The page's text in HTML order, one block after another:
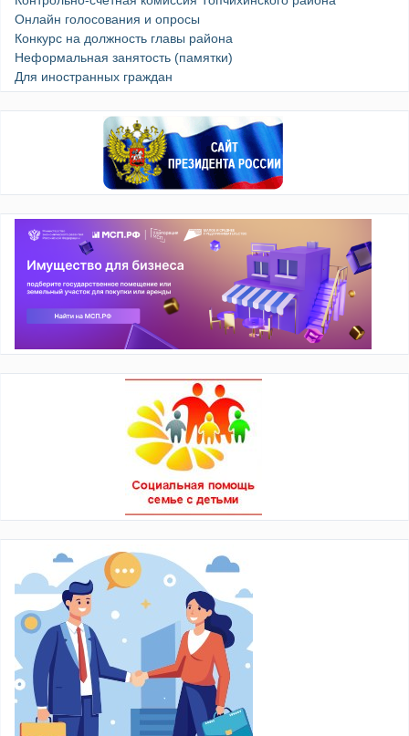
Онлайн голосования и опросы
Конкурс на должность главы района
Неформальная занятость (памятки)
Для иностранных граждан